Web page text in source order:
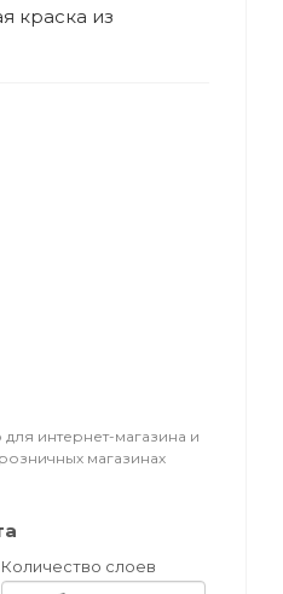
краска из
для защиты
для интернет-магазина и
магазинах
Количество слоев